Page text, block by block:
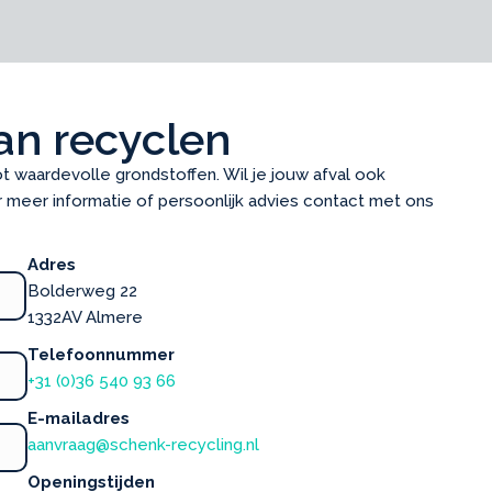
recyclen
waardevolle grondstoffen. Wil je jouw afval ook
meer informatie of persoonlijk advies contact met ons
Adres
Bolderweg 22
1332AV Almere
Telefoonnummer
+31 (0)36 540 93 66
E-mailadres
aanvraag@schenk-recycling.nl
Openingstijden